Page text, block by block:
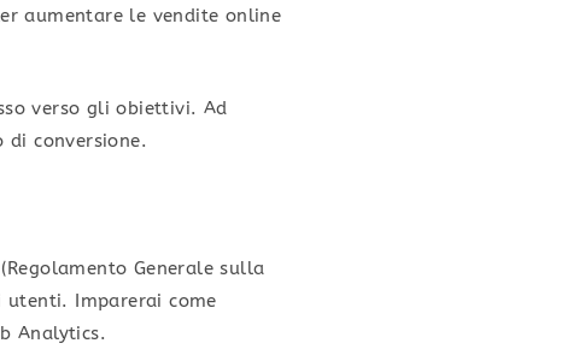
aumentare le vendite online
verso gli obiettivi. Ad
conversione.
Generale sulla
utenti. Imparerai come
Analytics.